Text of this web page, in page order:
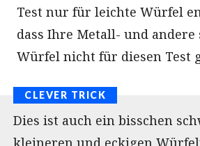
Test nur für leichte Würfel
dass Ihre Metall- und andere
Würfel nicht für diesen Test
Dies ist auch ein bisschen
kleineren und eckigen